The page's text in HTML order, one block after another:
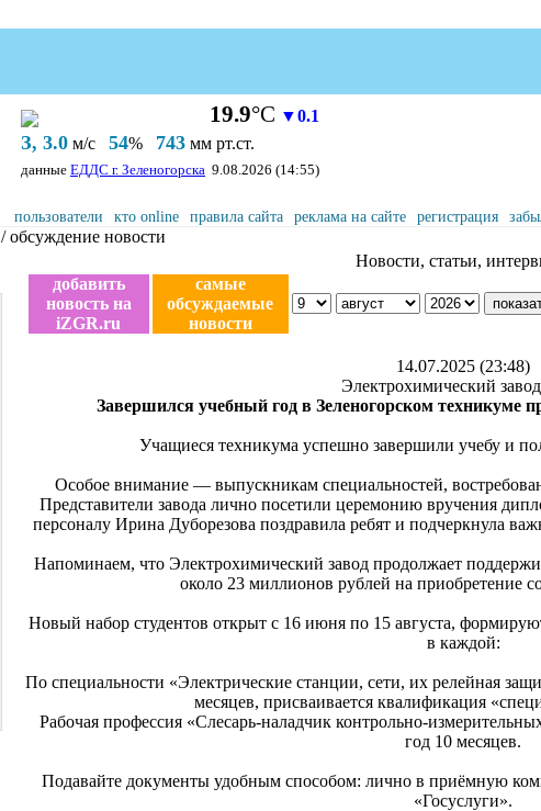
19.9°С ▼0.1
З, 3.0 м/с 54% 743 мм рт.ст.
данные ЕДДС г. Зеленогорска 9.08.2026 (14:55)
пользователи кто online правила сайта реклама на сайте регистрация
/ обсуждение новости
Новости, статьи,
добавить
новость на
iZGR.ru
самые
обсуждаемые
новости
14.07.2025 (23:48)
Электрохимический
Завершился учебный год в Зеленогорском техникуме
Учащиеся техникума успешно завершили учебу и
Особое внимание — выпускникам специальностей,
Представители завода лично посетили церемонию вручения
персоналу Ирина Дуборезова поздравила ребят и подчеркнула
Напоминаем, что Электрохимический завод продолжает
около 23 миллионов рублей на приобретение
Новый набор студентов открыт с 16 июня по 15 августа,
в каждой:
По специальности «Электрические станции, сети, их релейная
месяцев, присваивается квалификация
Рабочая профессия «Слесарь-наладчик контрольно-
год 10 месяцев.
Подавайте документы удобным способом: лично в приёмную
«Госуслуги».